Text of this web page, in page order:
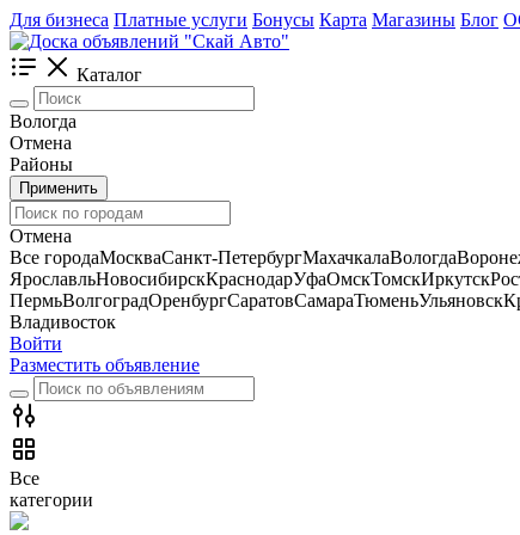
Для бизнеса Платные услуги Бонусы Карта Магазины Блог
Каталог
Вологда
Отмена
Районы
Применить
Отмена
Все городаМоскваСанкт-ПетербургМахачкалаВологда
ЯрославльНовосибирскКраснодарУфаОмскТомскИркутск
ПермьВолгоградОренбургСаратовСамараТюменьУльяновск
Владивосток
Войти
Разместить объявление
Все
категории